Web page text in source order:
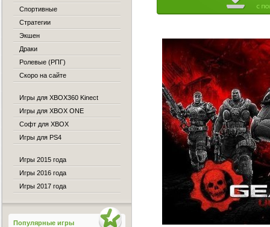
Спортивные
Стратегии
Экшен
Драки
Ролевые (РПГ)
Скоро на сайте
Игры для XBOX360 Kinect
Игры для XBOX ONE
Софт для XBOX
Игры для PS4
Игры 2015 года
Игры 2016 года
Игры 2017 года
Популярные игры